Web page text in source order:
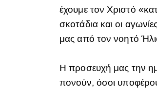
έχουμε τον Χριστό
σκοτάδια και οι
μας από τον νοητό
Η προσευχή μας την
πονούν, όσοι